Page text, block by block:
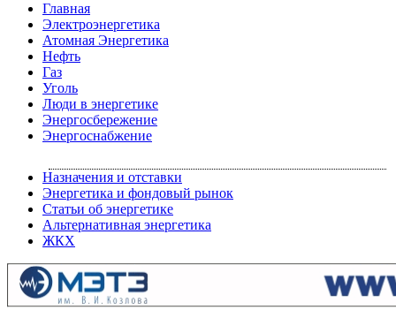
Главная
Электроэнергетика
Атомная Энергетика
Нефть
Газ
Уголь
Люди в энергетике
Энергосбережение
Энергоснабжение
Назначения и отставки
Энергетика и фондовый рынок
Статьи об энергетике
Альтернативная энергетика
ЖКХ